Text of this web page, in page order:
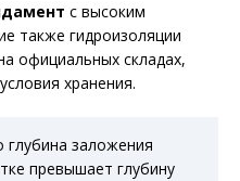
с высоким
также гидроизоляции
официальных складах,
хранения.
глубина заложения
превышает глубину